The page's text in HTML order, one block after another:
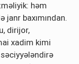
həm
baxımından.
dirijor,
xadim kimi